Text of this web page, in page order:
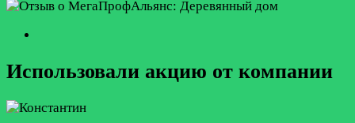
Использовали акцию от компании